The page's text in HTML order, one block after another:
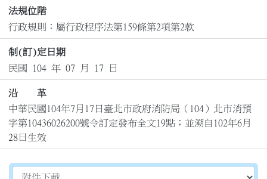
法規位階
行政規則：屬行政程序法第159條第2項第2款
制(訂)定日期
民國 104 年 07 月 17 日
沿 革
中華民國104年7月17日臺北市政府消防局（104）北市消預
字第10436026200號令訂定發布全文19點；並溯自102年6月
28日生效
切換選擇法規資訊內容